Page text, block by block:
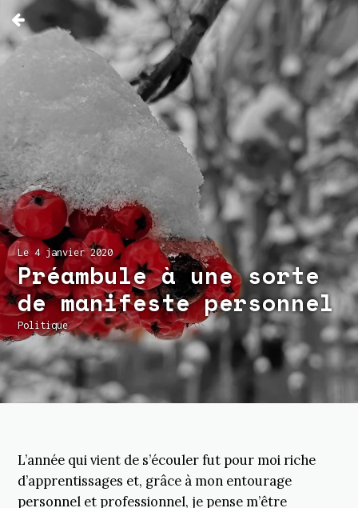
Le 4 janvier 2020
Préambule à une sorte
de manifeste personnel
Politique
L’année qui vient de s’écouler fut pour moi riche
d’apprentissages et, grâce à mon entourage
personnel et professionnel, je pense m’être